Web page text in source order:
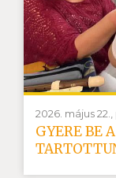
2026. május
GYERE BE